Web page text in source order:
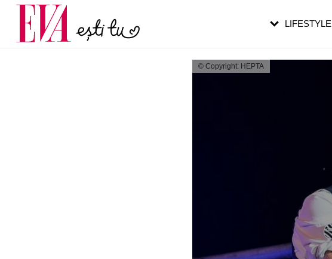
© Copyright: HEPTA
LIFESTYLE
Carieră
Actualitate